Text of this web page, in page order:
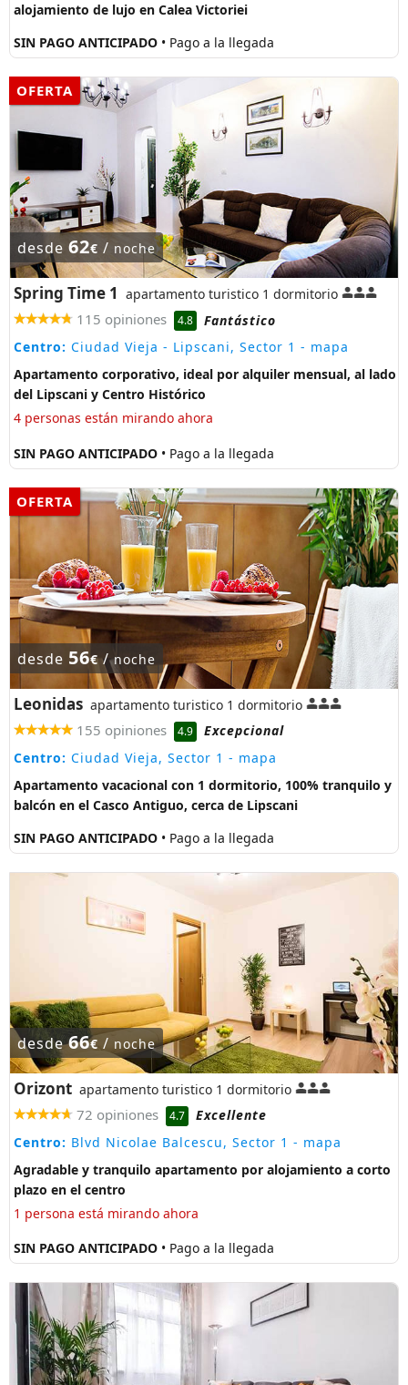
alojamiento de lujo en Calea Victoriei
SIN PAGO ANTICIPADO • Pago a la llegada
OFERTA
desde 62€ / noche
Spring Time 1 apartamento turistico 1 dormitorio
115 opiniones 4.8
Fantástico
Centro: Ciudad Vieja - Lipscani, Sector 1 - mapa
Apartamento corporativo, ideal por alquiler mensual, al lado
del Lipscani y Centro Histórico
4 personas están mirando ahora
SIN PAGO ANTICIPADO • Pago a la llegada
OFERTA
desde 56€/noche
Leonidas apartamento turistico 1 dormitorio
155 opiniones 4.9
Excepcional
Centro: Ciudad Vieja, Sector 1 - mapa
Apartamento vacacional con 1 dormitorio, 100% tranquilo y
balcón en el Casco Antiguo, cerca de Lipscani
SIN PAGO ANTICIPADO • Pago a la llegada
desde66€ / noche
Orizont apartamento turistico 1 dormitorio
72 opiniones 4.7
Excellente
Centro: Blvd Nicolae Balcescu, Sector 1 - mapa
Agradable y tranquilo apartamento por alojamiento a corto
plazo en el centro
1 persona está mirando ahora
SIN PAGO ANTICIPADO • Pago a la llegada